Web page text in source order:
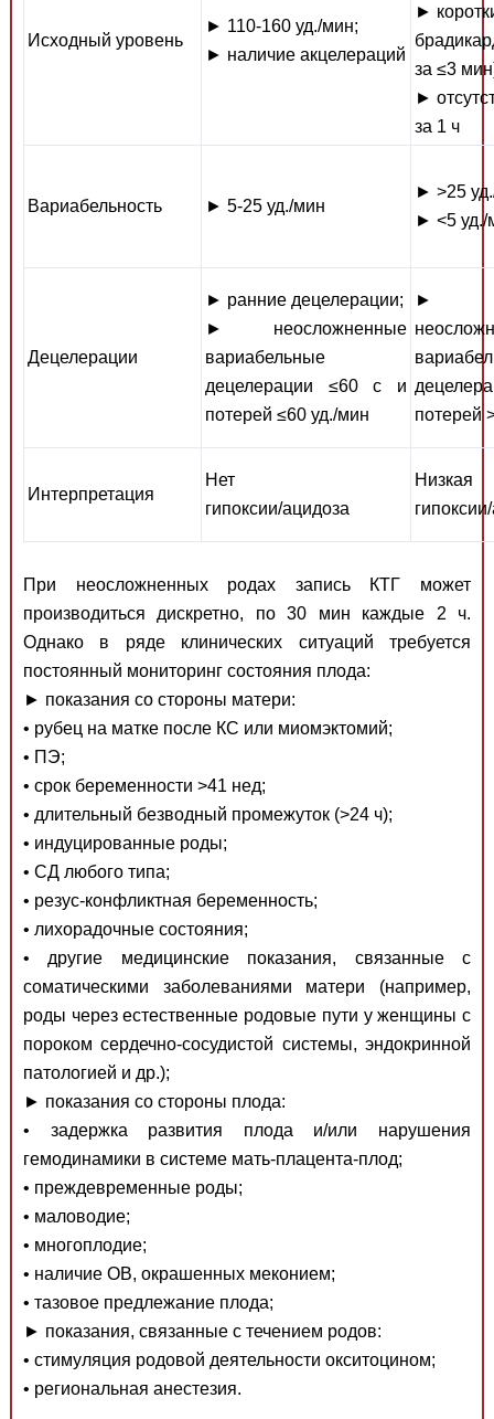
Исходный уровень
► 110-160 уд./мин;
► наличие акцелераций
►
за ≤3
►
за 1 ч
Вариабельность ► 5-25 уд./мин
► >25
► <5 уд./
Децелерации
► ранние децелерации;
► неосложненные
вариабельные
децелерации ≤60 с и
потерей ≤60 уд./мин
►
потерей
Интерпретация
Нет
гипоксии/ацидоза
При неосложненных родах запись КТГ может
производиться дискретно, по 30 мин каждые 2 ч.
Однако в ряде клинических ситуаций требуется
постоянный мониторинг состояния плода:
► показания со стороны матери:
• рубец на матке после КС или миомэктомий;
• ПЭ;
• срок беременности >41 нед;
• длительный безводный промежуток (>24 ч);
• индуцированные роды;
• СД любого типа;
• резус-конфликтная беременность;
• лихорадочные состояния;
• другие медицинские показания, связанные с
соматическими заболеваниями матери (например,
роды через естественные родовые пути у женщины с
пороком сердечно-сосудистой системы, эндокринной
патологией и др.);
► показания со стороны плода:
• задержка развития плода и/или нарушения
гемодинамики в системе мать-плацента-плод;
• преждевременные роды;
• маловодие;
• многоплодие;
• наличие ОВ, окрашенных меконием;
• тазовое предлежание плода;
► показания, связанные с течением родов:
• стимуляция родовой деятельности окситоцином;
• региональная анестезия.